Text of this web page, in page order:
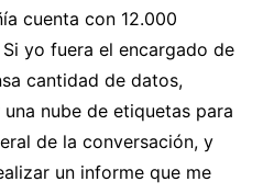
cuenta con 12.000
yo fuera el encargado de
cantidad de datos,
nube de etiquetas para
de la conversación, y
un informe que me